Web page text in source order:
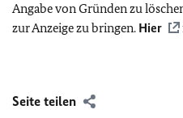
Angabe von Gründen zu
zur Anzeige zu bringen. Hier
Seite teilen